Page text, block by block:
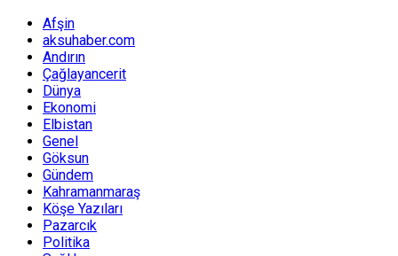
Afşin
aksuhaber.com
Andırın
Çağlayancerit
Dünya
Ekonomi
Elbistan
Genel
Göksun
Gündem
Kahramanmaraş
Köşe Yazıları
Pazarcık
Politika